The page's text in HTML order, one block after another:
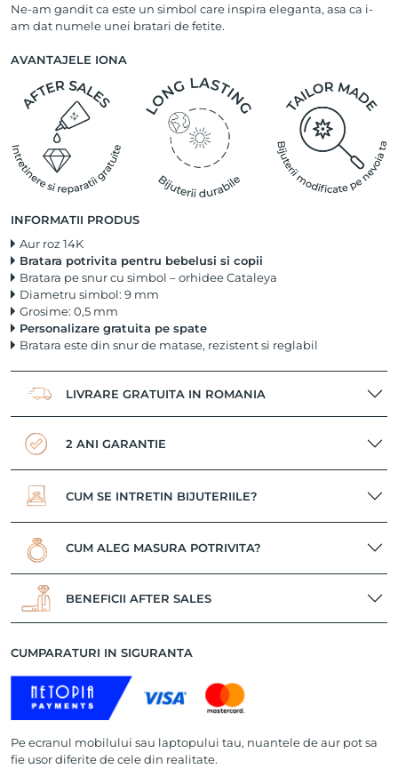
Ne-am gandit ca este un simbol care inspira eleganta, asa ca i-
am dat numele unei bratari de fetite.
AVANTAJELE IONA
INFORMATII PRODUS
Aur roz 14K
Bratara potrivita pentru bebelusi si copii
Bratara pe snur cu simbol – orhidee Cataleya
Diametru simbol: 9 mm
Grosime: 0,5 mm
Personalizare gratuita pe spate
Bratara este din snur de matase, rezistent si reglabil
LIVRARE GRATUITA IN ROMANIA
2 ANI GARANTIE
CUM SE INTRETIN BIJUTERIILE?
CUM ALEG MASURA POTRIVITA?
BENEFICII AFTER SALES
CUMPARATURI IN SIGURANTA
Pe ecranul mobilului sau laptopului tau, nuantele de aur pot sa
fie usor diferite de cele din realitate.